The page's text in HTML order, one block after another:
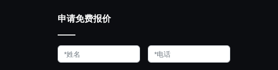
申请免费报价